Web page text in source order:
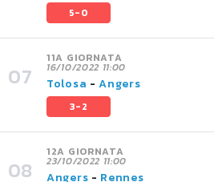
5-0
11A GIORNATA
16/10/2022 11:00
Tolosa -Angers
3-2
12A GIORNATA
23/10/2022 11:00
Angers - Rennes